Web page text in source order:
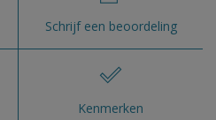
Schrijf een beoordeling
Kenmerken